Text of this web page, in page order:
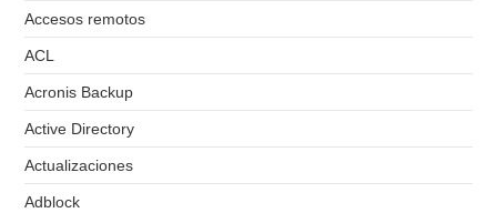
Accesos remotos
ACL
Acronis Backup
Active Directory
Actualizaciones
Adblock